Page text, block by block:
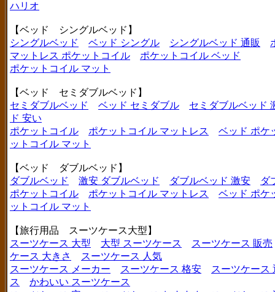
ハリオ
【ベッド シングルベッド】
シングルベッド
ベッド シングル シングルベッド 通販
マットレス ポケットコイル
ポケットコイル ベッド
ポケットコイル マット
【ベッド セミダブルベッド】
セミダブルベッド
ベッド セミダブル
セミダブルベッド
ド 安い
ポケットコイル
ポケットコイル マットレス
ベッド ポケ
ットコイル マット
【ベッド ダブルベッド】
ダブルベッド
激安 ダブルベッド ダブルベッド 激安
ダ
ポケットコイル
ポケットコイル マットレス
ベッド ポケ
ットコイル マット
【旅行用品 スーツケース大型】
スーツケース 大型
大型 スーツケース
スーツケース 販売
ケース 大きさ
スーツケース 人気
スーツケース メーカー
スーツケース 格安
スーツケース
ス
かわいい スーツケース